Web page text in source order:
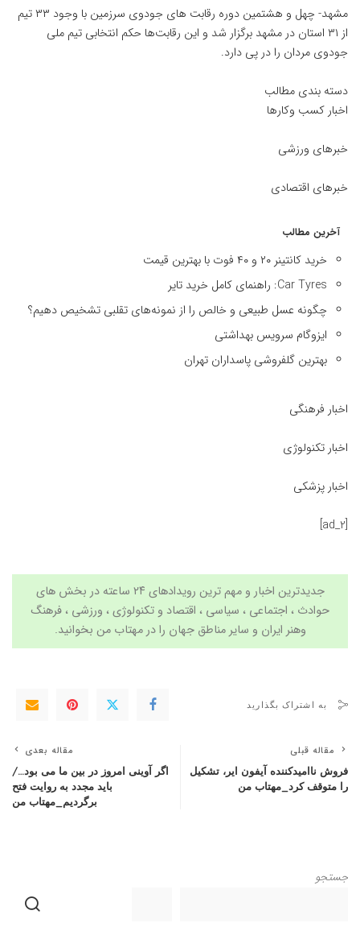
مشهد- چهل و هشتمین دوره رقابت های جودوی سرزمین با وجود ۳۳ تیم
از ۳۱ استان در مشهد برگزار شد و این رقابت‌ها حکم انتخابی تیم ملی
جودوی مردان را در پی دارد.
دسته بندی مطالب
اخبار کسب وکارها
خبرهای ورزشی
خبرهای اقتصادی
آخرین مطالب
خرید کانتینر ۲۰ و ۴۰ فوت با بهترین قیمت
Car Tyres: راهنمای کامل خرید تایر
چگونه عسل طبیعی و خالص را از نمونه‌های تقلبی تشخیص دهیم؟
ایزوگام سرویس بهداشتی
بهترین گلفروشی پاسداران تهران
اخبار فرهنگی
اخبار تکنولوژی
اخبار پزشکی
[ad_2]
جدیدترین اخبار و مهم ترین رویدادهای ۲۴ ساعته در بخش های
حوادث ، اجتماعی ، سیاسی ، اقتصاد و تکنولوژی، ورزشی ، فرهنگ
وهنر ایران و سایر مناطق جهان را درمهتاب من بخوانید.
به اشتراک بگذارید
مقاله قبلی
فروش ناامیدکننده آیفون ایر، تشکیل
را متوقف کرد_مهتاب من
مقاله بعدی
اگر آوینی امروز در بین ما می بود…/
باید مجدد به روایت فتح
برگردیم_مهتاب من
جستجو